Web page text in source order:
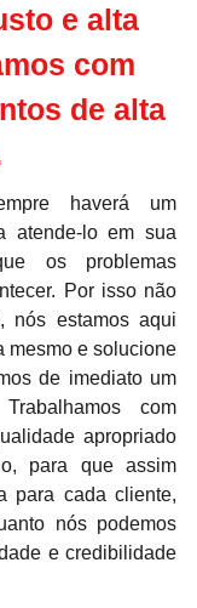
e alta
com
de alta
haverá um
atende-lo em sua
os problemas
Por isso não
nós estamos aqui
mesmo e solucione
de imediato um
com
apropriado
para que assim
para cada cliente,
nós podemos
e credibilidade